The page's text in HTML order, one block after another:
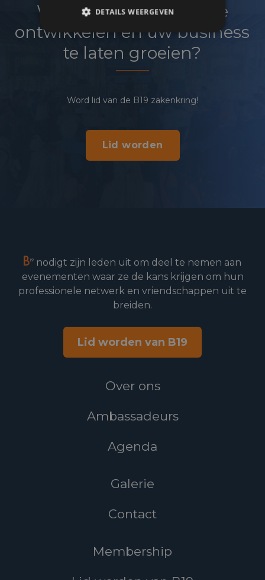
Wenst u uw netwerk te
ontwikkelen en uw business
te laten groeien?
Word lid van de B19 zakenkring!
Lid worden
nodigt zijn leden uit om deel te nemen aan
evenementen waar ze de kans krijgen om hun
professionele netwerk en vriendschappen uit te
breiden.
Lid worden van B19
Over ons
Ambassadeurs
Agenda
Galerie
Contact
Membership
DETAILS WEERGEVEN